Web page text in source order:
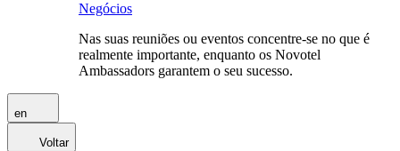
Negócios
Nas suas reuniões ou eventos concentre-se no que é
realmente importante, enquanto os Novotel
Ambassadors garantem o seu sucesso.
en
Voltar